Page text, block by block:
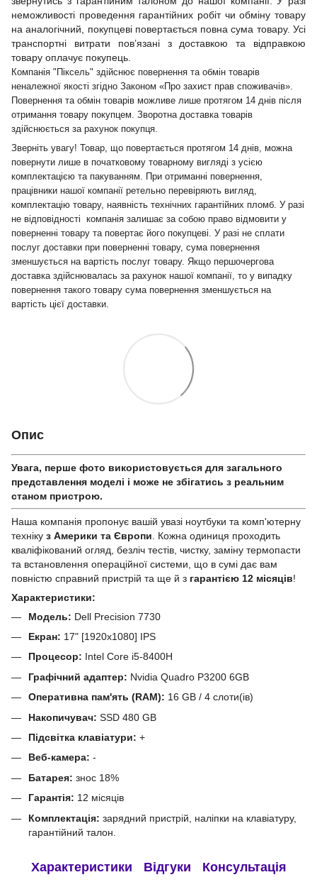
неможливості проведення гарантійних робіт чи обміну товару
на аналогічний, покупцеві повертається повна сума товару. Усі
транспортні витрати пов’язані з доставкою та відправкою
товару оплачує покупець.
Компанія "Піксель" здійснює повернення та обмін товарів
неналежної якості згідно Законом «Про захист прав споживачів».
Повернення та обмін товарів можливе лише протягом 14 днів після
отримання товару покупцем. Зворотна доставка товарів
здійснюється за рахунок покупця.
Зверніть увагу! Товар, що повертається протягом 14 днів, можна
повернути лише в початковому товарному вигляді з усією
комплектацією та пакуванням. При отриманні повернення,
працівники нашої компанії ретельно перевіряють вигляд,
комплектацію товару, наявність технічних гарантійних пломб. У разі
не відповідності компанія залишає за собою право відмовити у
поверненні товару та повертає його покупцеві. У разі не сплати
послуг доставки при поверненні товару, сума повернення
зменшується на вартість послуг товару. Якщо першочергова
доставка здійснювалась за рахунок нашої компанії, то у випадку
повернення такого товару сума повернення зменшується на
вартість цієї доставки.
Опис
Увага, перше фото використовується для загального
представлення моделі і може не збігатись з реальним
станом приcтрою.
Наша компанія пропонує вашій увазі ноутбуки та комп'ютерну
техніку з Америки та Європи . Кожна одиниця проходить
кваліфікований огляд, безліч тестів, чистку, заміну термопасти
та встановлення операційної системи, що в сумі дає вам
повністю справний пристрій та ще й з гарантією 12 місяців!
Характеристики:
Модель: Dell Precision 7730
Екран: 17" [1920x1080] IPS
Процесор: Intel Core i5-8400H
Графічний адаптер: Nvidia Quadro P3200 6GB
Оперативна пам'ять (RAM): 16 GB / 4 слоти(ів)
Накопичувач: SSD 480 GB
Підсвітка клавіатури: +
Веб-камера: -
Батарея: знос 18%
Гарантія: 12 місяців
Комплектація: зарядний пристрій, наліпки на клавіатуру,
гарантійний талон.
Характеристики Відгуки Консультація